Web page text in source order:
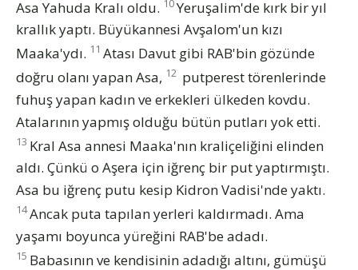
Asa Yahuda Kralı oldu. 10Yeruşalim'de kırk bir yıl
krallık yaptı. Büyükannesi Avşalom'un kızı
Maaka'ydı. 11 Atası Davut gibi RAB'bin gözünde
doğru olanı yapan Asa, 12 putperest törenlerinde
fuhuş yapan kadın ve erkekleri ülkeden kovdu.
Atalarının yapmış olduğu bütün putları yok etti.
13 Kral Asa annesi Maaka'nın kraliçeliğini elinden
aldı. Çünkü o Aşera için iğrenç bir put yaptırmıştı.
Asa bu iğrenç putu kesip Kidron Vadisi'nde yaktı.
14Ancak puta tapılan yerleri kaldırmadı. Ama
yaşamı boyunca yüreğini RAB'be adadı.
15 Babasının ve kendisinin adadığı altını, gümüşü